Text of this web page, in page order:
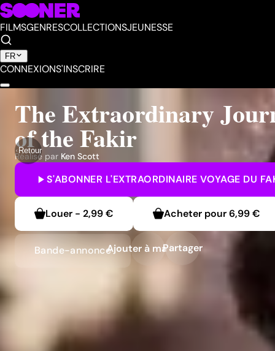
FILMSGENRESCOLLECTIONSJEUNESSE
FR
CONNEXIONS'INSCRIRE
Retour
The Extraordinary
of the Fakir
Réalisé par Ken Scott
S'ABONNER L'EXTRAORDINAIRE VOYAGE DU
Louer - 2,99 € Acheter pour6,99 €
Bande-annonceAjouter à ma liste
Partager